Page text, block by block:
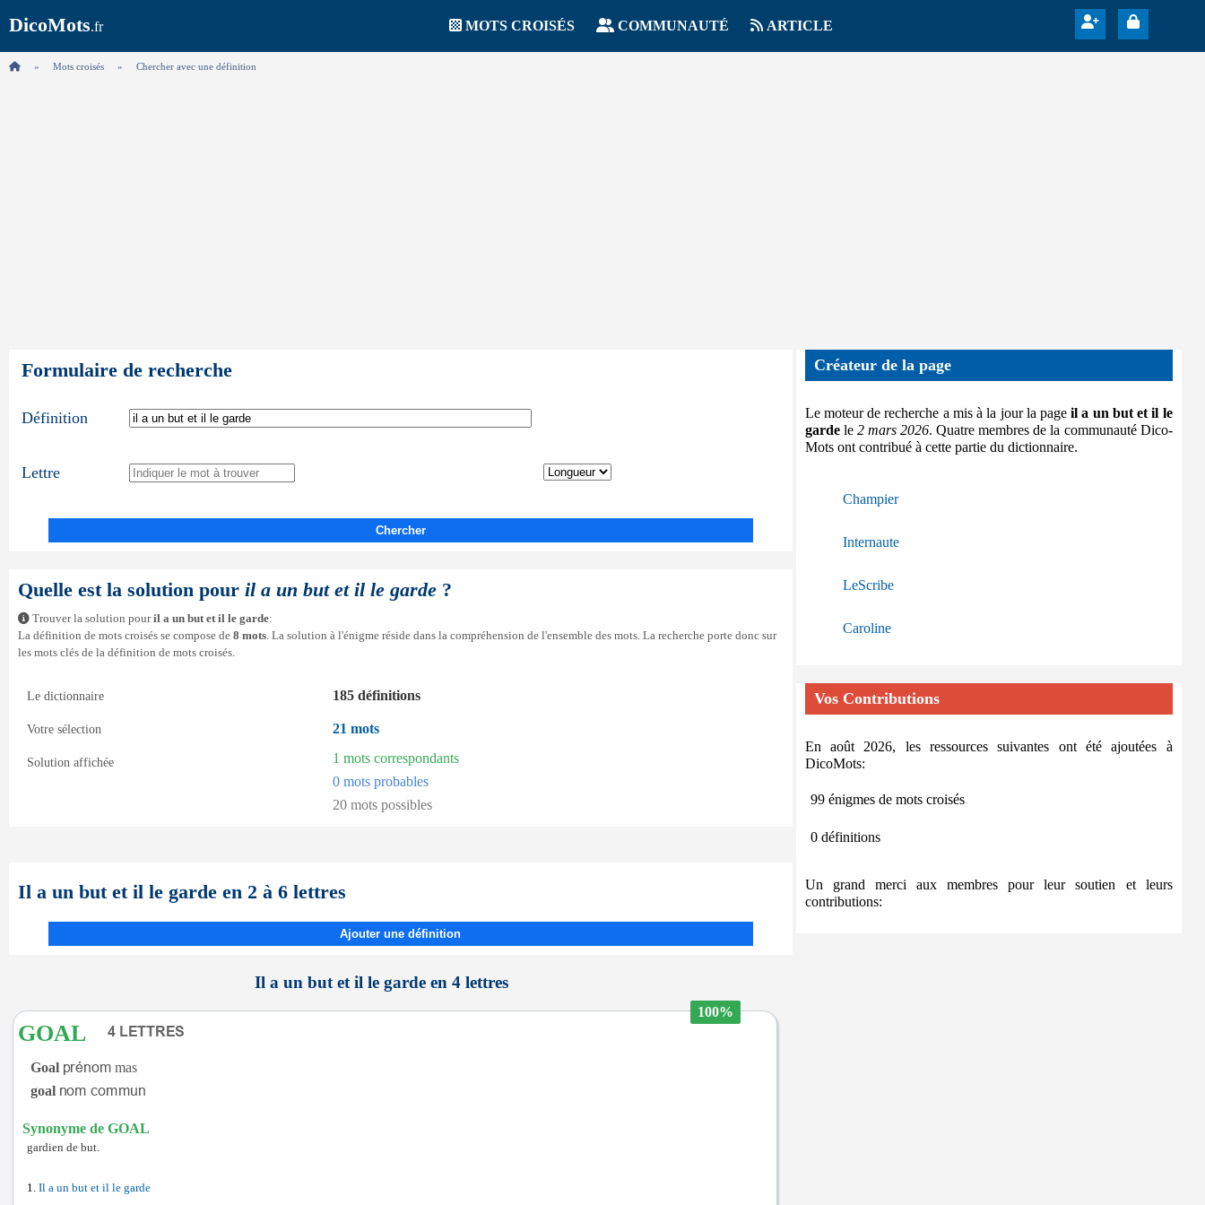
DicoMots.fr MOTS CROISÉS COMMUNAUTÉ ARTICLE
Mots croisés Chercher avec une définition
Formulaire de recherche
Définition
Lettre
Chercher
Quelle est la solution pour il a un but et il le garde ?
Trouver la solution pouril a un but et il le garde:
La définition de mots croisés se compose de 8 mots. La solution à l'énigme réside dans la compréhension de l'ensemble des mots. La recherche porte donc sur
les mots clés de la définition de mots croisés.
Le dictionnaire 185 définitions
Votre sélection 21 mots
Solution affichée
1 mots correspondants
0 mots probables
20 mots possibles
Il a un but et il le garde en 2 à 6 lettres
Ajouter une définition
Il a un but et il le garde en 4 lettres
100%
GOAL
Goal
mas
goal
Synonyme de GOAL
gardien de but.
Il a un but et il le garde
Créateur de la page
Le moteur de recherche a mis à la jour la pageil a un but et il le
gardele 2 mars 2026. Quatre membres de la communauté Dico-
Mots ont contribué à cette partie du dictionnaire.
Champier
Internaute
LeScribe
Caroline
Vos Contributions
En août 2026, les ressources suivantes ont été ajoutées à
DicoMots:
99 énigmes de mots croisés
0 définitions
Un grand merci aux membres pour leur soutien et leurs
contributions: